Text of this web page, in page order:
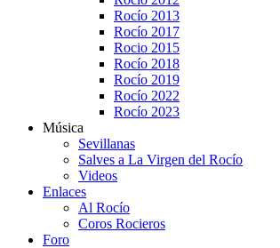
Rocío 2013
Rocío 2017
Rocio 2015
Rocío 2018
Rocío 2019
Rocío 2022
Rocío 2023
Música
Sevillanas
Salves a La Virgen del Rocío
Videos
Enlaces
Al Rocío
Coros Rocieros
Foro